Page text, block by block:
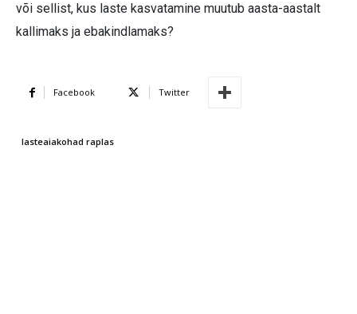
või sellist, kus laste kasvatamine muutub aasta-aastalt
kallimaks ja ebakindlamaks?
Facebook Twitter
lasteaiakohad raplas